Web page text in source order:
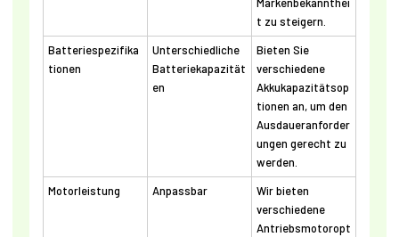
t zu steigern.
Batteriespezifika
tionen
Unterschiedliche
Batteriekapazität
en
Bieten Sie
verschiedene
Akkukapazitätsop
tionen an, um den
Ausdaueranforder
ungen gerecht zu
werden.
Motorleistung
Anpassbar
Wir bieten
verschiedene
Antriebsmotoropt